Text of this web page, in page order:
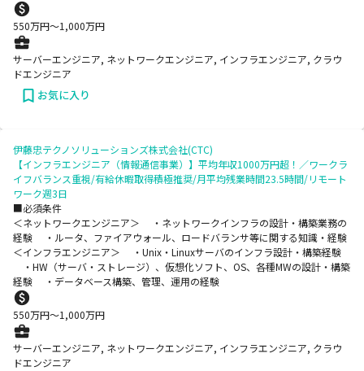
550万円〜1,000万円
サーバーエンジニア, ネットワークエンジニア, インフラエンジニア, クラウ
ドエンジニア
お気に入り
伊藤忠テクノソリューションズ株式会社(CTC)
【インフラエンジニア（情報通信事業）】平均年収1000万円超！／ワークラ
イフバランス重視/有給休暇取得積極推奨/月平均残業時間23.5時間/リモート
ワーク週3日
■必須条件
＜ネットワークエンジニア＞ ・ネットワークインフラの設計・構築業務の
経験 ・ルータ、ファイアウォール、ロードバランサ等に関する知識・経験
＜インフラエンジニア＞ ・Unix・Linuxサーバのインフラ設計・構築経験
・HW（サーバ・ストレージ）、仮想化ソフト、OS、各種MWの設計・構築
経験 ・データベース構築、管理、運用の経験
550万円〜1,000万円
サーバーエンジニア, ネットワークエンジニア, インフラエンジニア, クラウ
ドエンジニア